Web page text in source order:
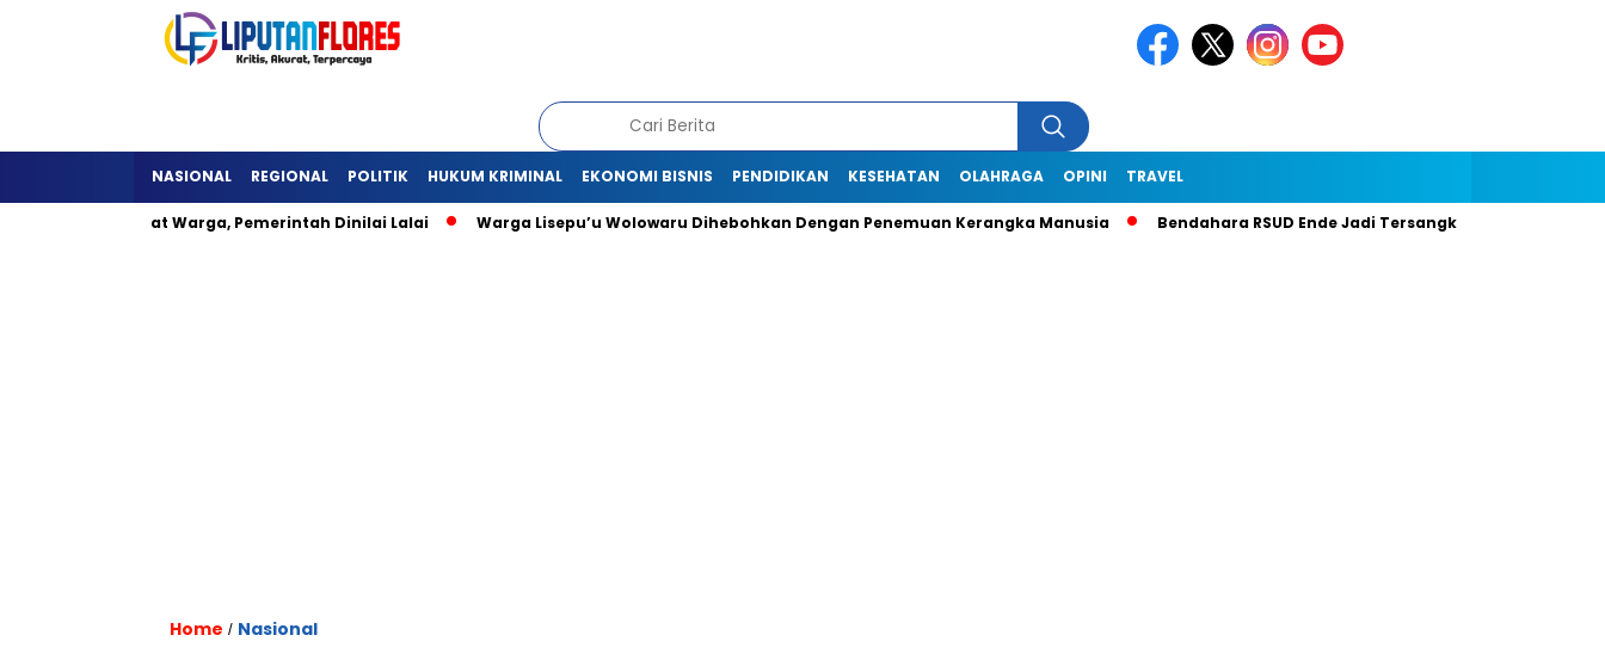
NASIONAL REGIONAL POLITIK HUKUM KRIMINAL EKONOMI BISNIS PENDIDIKAN KESEHATAN OLAHRAGA OPINI TRAVEL
Hambat Warga, Pemerintah Dinilai Lalai Warga Lisepu’u Wolowaru Dihebohkan Dengan Penemuan Kerangka Manusia Bendahara RSUD Ende Jadi Tersangka Dugaan Korupsi Rp1,9
Home / Nasional